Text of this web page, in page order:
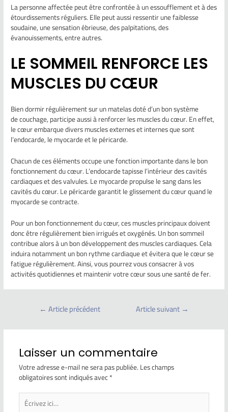
La personne affectée peut être confrontée à un essoufflement et à des
étourdissements réguliers. Elle peut aussi ressentir une faiblesse
soudaine, une sensation ébrieuse, des palpitations, des
évanouissements, entre autres.
LE SOMMEIL RENFORCE LES
MUSCLES DU CŒUR
Bien dormir régulièrement sur un matelas doté d’un bon système
de couchage, participe aussi à renforcer les muscles du cœur. En effet,
le cœur embarque divers muscles externes et internes que sont
l’endocarde, le myocarde et le péricarde.
Chacun de ces éléments occupe une fonction importante dans le bon
fonctionnement du cœur. L’endocarde tapisse l’intérieur des cavités
cardiaques et des valvules. Le myocarde propulse le sang dans les
cavités du cœur. Le péricarde garantit le glissement du cœur quand le
myocarde se contracte.
Pour un bon fonctionnement du cœur, ces muscles principaux doivent
donc être régulièrement bien irrigués et oxygénés. Un bon sommeil
contribue alors à un bon développement des muscles cardiaques. Cela
induira notamment un bon rythme cardiaque et évitera que le cœur se
fatigue régulièrement. Ainsi, vous pourrez vous consacrer à vos
activités quotidiennes et maintenir votre cœur sous une santé de fer.
← Article précédent Article suivant →
Laisser un commentaire
Votre adresse e-mail ne sera pas publiée.Les champs
obligatoires sont indiqués avec*